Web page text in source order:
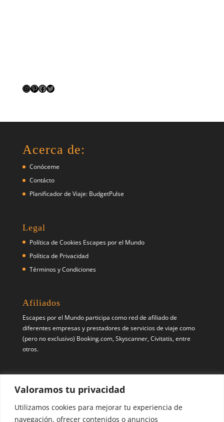
Valoramos tu privacidad
Utilizamos cookies para mejorar tu experiencia de
navegación, ofrecer contenidos o anuncios
Instagram
Pinterest
Facebook
Twitter
Acerca de:
Conóceme
Contácto
Planificador de Viaje: BudgetPulse
Legal
Política de Cookies Escapes por el Mundo
Política de Privacidad
Términos y Condiciones
Afiliados
Escapes por el Mundo participa como red de afiliado de
diferentes empresas y prestadores de servicios de viaje como
(pero no exclusivo) Booking.com, Skyscanner, Civitatis, entre
otros.
PinterestX Instagram